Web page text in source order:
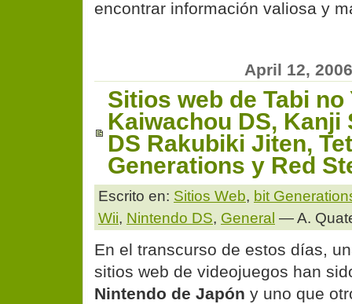
encontrar información valiosa y
April 12, 2006
Sitios web de Tabi
Kaiwachou DS, Kanji
DS Rakubiki Jiten,
Generations y Red
Escrito en: Sitios Web, bit
Wii, Nintendo DS, General — A.
En el transcurso de estos días,
sitios web de videojuegos han
Nintendo de Japón y uno que